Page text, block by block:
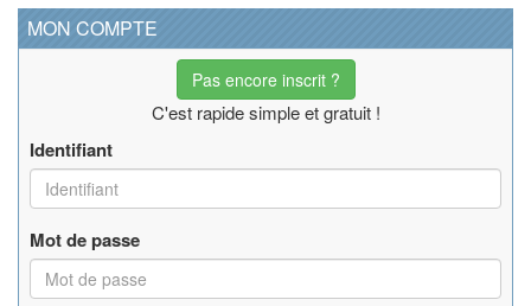
MON COMPTE
Pas encore inscrit ?
C'est rapide simple et gratuit !
Identifiant
Mot de passe